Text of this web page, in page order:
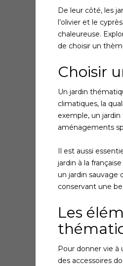
De leur côté, les
l’olivier et le
chaleureuse.
de choisir un
Choisir
Un jardin
climatiques, la
exemple, un
aménagements
Il est aussi
jardin à la
un jardin sauvage
conservant une
Les
Pour donner vie à
des accessoires